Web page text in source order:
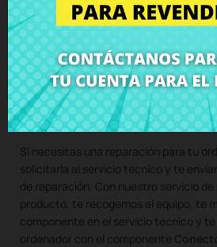
CompraConector SATA DVD Lenovo
15IBRal mejor precio en CRParts -
ORIGINAL - disponible también con
montaje.
Si necesitas una reparación para tu
solicitarla al servicio técnico y te
de reparación. Con nuestro servicio
producto, te recogemos el equipo, te
componente en el servicio técnico y te
ordenador con el componente